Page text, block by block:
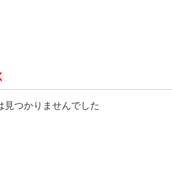
見つかりませんでした